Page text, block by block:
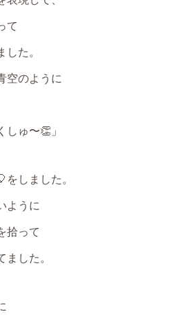
て
した。
空のように
しゅ〜👏」
をしました。
ように
拾って
ました。